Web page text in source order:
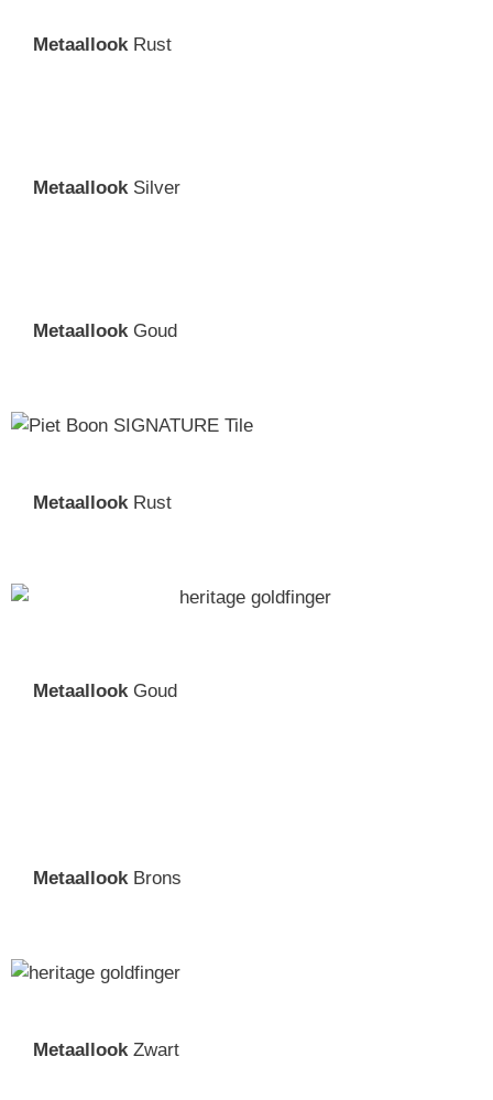
MetaallookRust
MetaallookSilver
MetaallookGoud
MetaallookRust
MetaallookGoud
MetaallookBrons
MetaallookZwart